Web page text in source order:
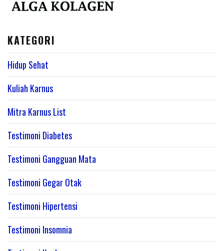
KATEGORI
Hidup Sehat
Kuliah Karnus
Mitra Karnus List
Testimoni Diabetes
Testimoni Gangguan Mata
Testimoni Gegar Otak
Testimoni Hipertensi
Testimoni Insomnia